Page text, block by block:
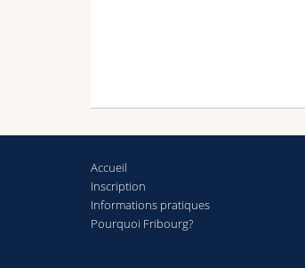
Accueil
Inscription
Informations pratiques
Pourquoi Fribourg?